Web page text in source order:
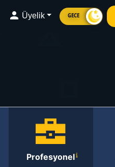
Üyelik GECE
Profesyonel